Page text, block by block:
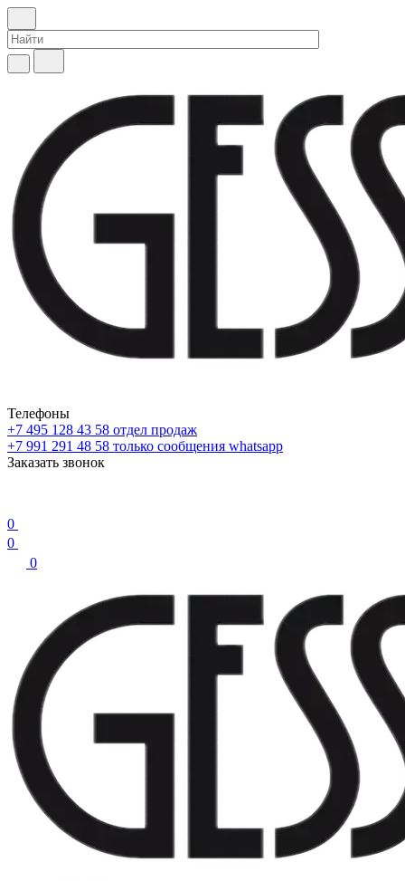
Телефоны
+7 495 128 43 58 отдел продаж
+7 991 291 48 58 только сообщения whatsapp
Заказать звонок
0
0
0